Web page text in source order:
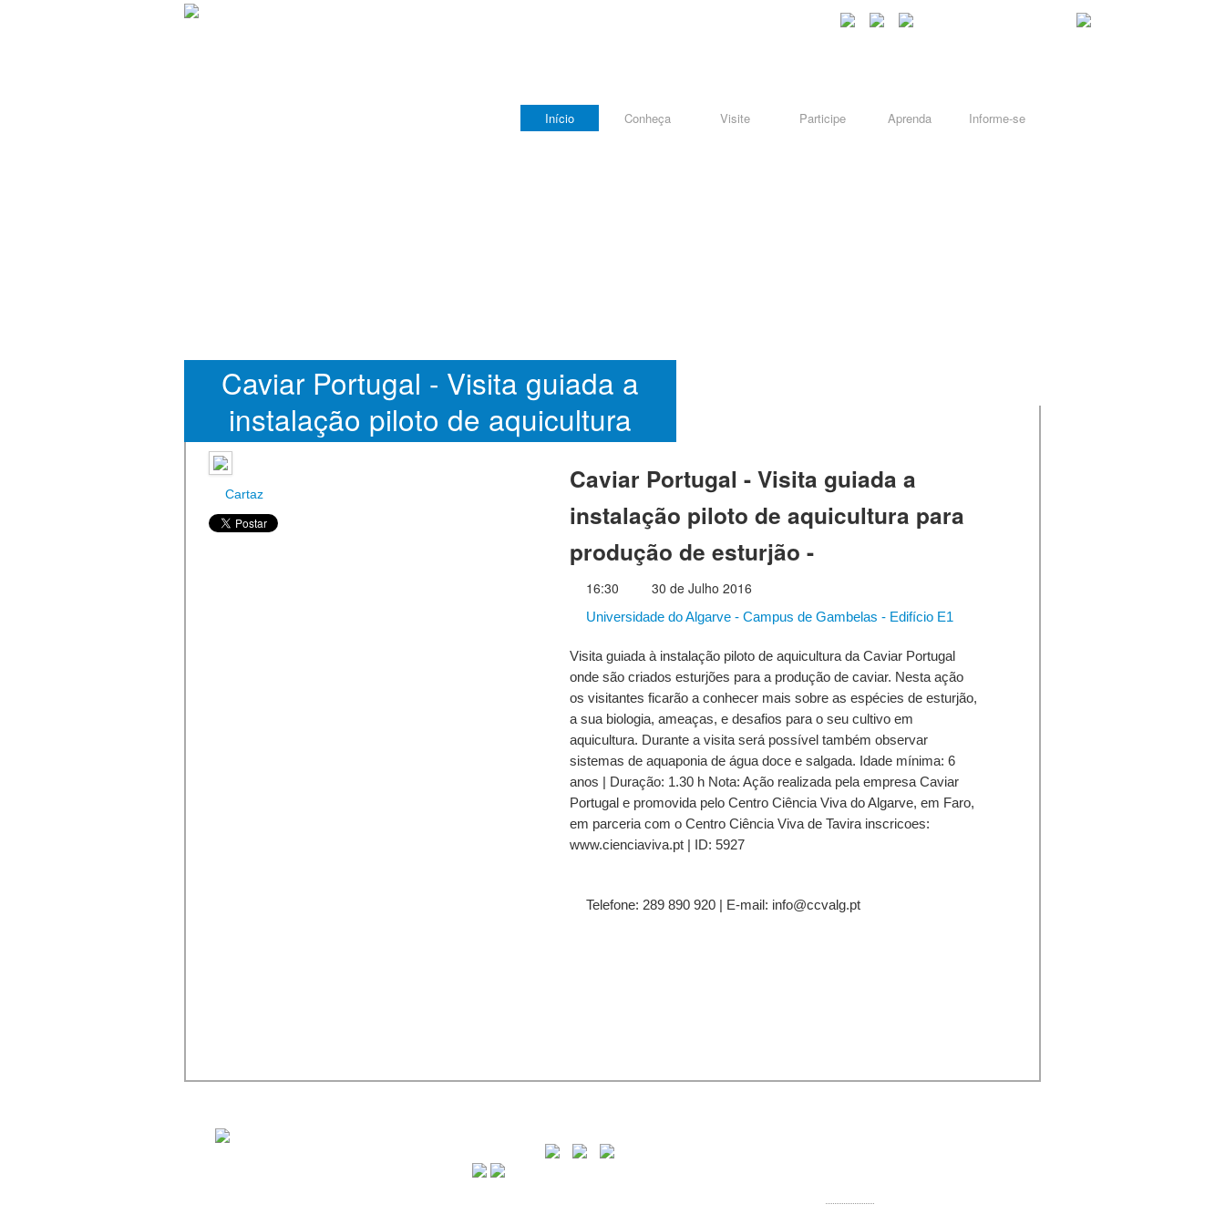
Início Conheça Visite Participe Aprenda Informe-se
Caviar Portugal - Visita guiada a
instalação piloto de aquicultura
para produção de esturjão -
Cartaz
Caviar Portugal - Visita guiada a
instalação piloto de aquicultura para
produção de esturjão -
16:30 30 de Julho 2016
Universidade do Algarve - Campus de Gambelas - Edifício E1
Visita guiada à instalação piloto de aquicultura da Caviar Portugal
onde são criados esturjões para a produção de caviar. Nesta ação
os visitantes ficarão a conhecer mais sobre as espécies de esturjão,
a sua biologia, ameaças, e desafios para o seu cultivo em
aquicultura. Durante a visita será possível também observar
sistemas de aquaponia de água doce e salgada. Idade mínima: 6
anos | Duração: 1.30 h Nota: Ação realizada pela empresa Caviar
Portugal e promovida pelo Centro Ciência Viva do Algarve, em Faro,
em parceria com o Centro Ciência Viva de Tavira inscricoes:
www.cienciaviva.pt | ID: 5927
Telefone: 289 890 920 | E-mail: info@ccvalg.pt